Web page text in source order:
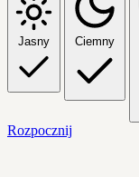
Jasny Ciemny
Rozpocznij